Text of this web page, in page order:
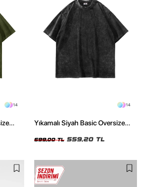
14 14
Yıkamalı Siyah Basic Oversize
699,00 TL 559,20 TL